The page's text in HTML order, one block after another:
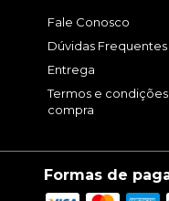
Fale Conosco
Dúvidas Frequentes
Entrega
Termos e
compra
Formas de